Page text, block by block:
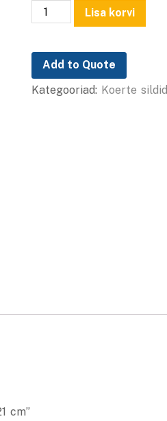
Koeraga
sisenemine
15
21
Lisa korvi
Add to Quote
Kategooriad: Koerte sildid
cm”